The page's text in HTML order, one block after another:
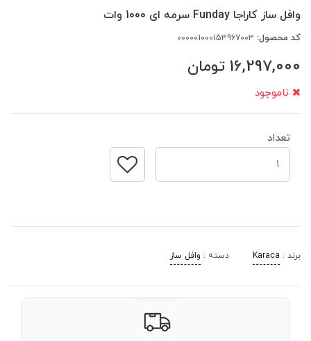
وافل ساز کاراجا Funday سرمه ای 1000 وات
کد محصول:
16,297,000 تومان
ناموجود
تعداد
برند : Karaca دسته : وافل ساز